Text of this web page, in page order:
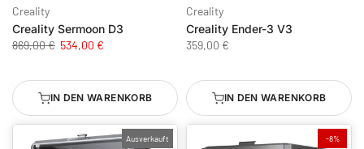
Creality
Creality Sermoon D3
869,00 € 534,00 €
IN DEN WARENKORB
Creality
Creality Ender-3 V3
359,00 €
IN DEN WARENKORB
Ausverkauft -8%